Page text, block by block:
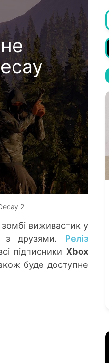
2
виживастик у
з друзями. Реліз
підписники Xbox
буде доступне